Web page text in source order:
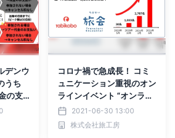
デンウ
うち
の支
アー
して
コロナ禍で急成長！ コミ
ュニケーション重視のオン
ラインイベント “オンライ
ン旅会”の延べ申込者数が
8,200名を突破！
2021-06-30 13:00
株式会社旅工房